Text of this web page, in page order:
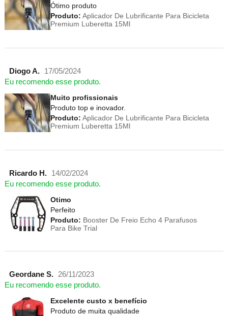
Ótimo produto
Produto: Aplicador De Lubrificante Para Bicicleta
Premium Luberetta 15Ml
Diogo A.
17/05/2024
Eu recomendo esse produto.
Muito profissionais
Produto top e inovador.
Produto: Aplicador De Lubrificante Para Bicicleta
Premium Luberetta 15Ml
Ricardo H.
14/02/2024
Eu recomendo esse produto.
Otimo
Perfeito
Produto: Booster De Freio Echo 4 Parafusos
Para Bike Trial
Geordane S.
26/11/2023
Eu recomendo esse produto.
Excelente custo x benefício
Produto de muita qualidade